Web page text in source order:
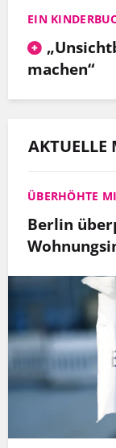
EIN
machen“
AKTUELLE
ÜBERHÖHTE
Berlin